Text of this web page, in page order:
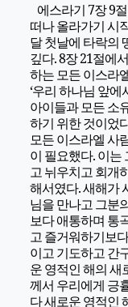
에스라기 7장 9
떠나 올라가기 시
달 첫날에 타락의
깊다. 8장 21절에
하는 모든 이스라
‘우리 하나님 앞
아이들과 모든 소
하기 위한 것이었
모든 이스라엘 사
이 필요했다. 이는
고 뉘우치고 회개
해서였다. 새해가
님을 만나고 그분
보다 애통하며 통
고 즐거워하기보
이고 기도하고 간
운 영적인 해의 새
께서 우리에게 긍
다 새로운 영적인